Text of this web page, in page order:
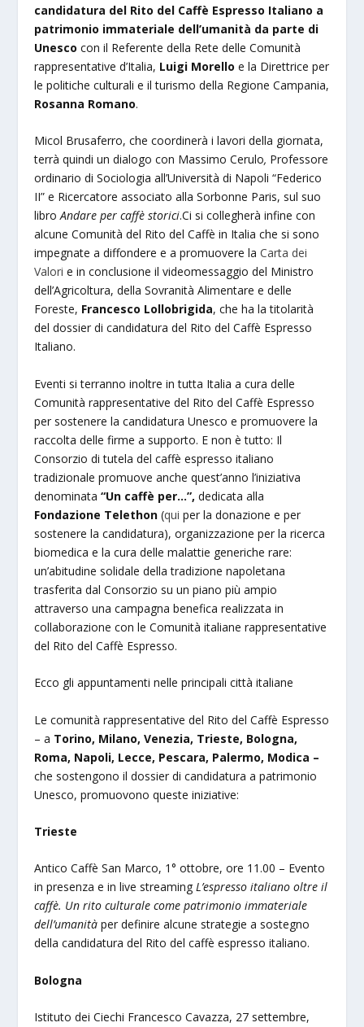
candidatura del Rito del Caffè Espresso Italiano a
patrimonio immateriale dell’umanità da parte di
Unesco con il Referente della Rete delle Comunità
rappresentative d’Italia, Luigi Morello e la Direttrice per
le politiche culturali e il turismo della Regione Campania,
Rosanna Romano.
Micol Brusaferro, che coordinerà i lavori della giornata,
terrà quindi un dialogo con Massimo Cerulo, Professore
ordinario di Sociologia all’Università di Napoli “Federico
II” e Ricercatore associato alla Sorbonne Paris, sul suo
libroAndare per caffè storici.Ci si collegherà infine con
alcune Comunità del Rito del Caffè in Italia che si sono
impegnate a diffondere e a promuovere laCarta dei
Valori e in conclusione il videomessaggio del Ministro
dell’Agricoltura, della Sovranità Alimentare e delle
Foreste, Francesco Lollobrigida, che ha la titolarità
del dossier di candidatura del Rito del Caffè Espresso
Italiano.
Eventi si terranno inoltre in tutta Italia a cura delle
Comunità rappresentative del Rito del Caffè Espresso
per sostenere la candidatura Unesco e promuovere la
raccolta delle firme a supporto. E non è tutto: Il
Consorzio di tutela del caffè espresso italiano
tradizionale promuove anche quest’anno l’iniziativa
denominata“Un caffè per…”, dedicata alla
Fondazione Telethon (qui per la donazione e per
sostenere la candidatura), organizzazione per la ricerca
biomedica e la cura delle malattie generiche rare:
un’abitudine solidale della tradizione napoletana
trasferita dal Consorzio su un piano più ampio
attraverso una campagna benefica realizzata in
collaborazione con le Comunità italiane rappresentative
del Rito del Caffè Espresso.
Ecco gli appuntamenti nelle principali città italiane
Le comunità rappresentative del Rito del Caffè Espresso
– a Torino, Milano, Venezia, Trieste, Bologna,
Roma, Napoli, Lecce, Pescara, Palermo, Modica –
che sostengono il dossier di candidatura a patrimonio
Unesco, promuovono queste iniziative:
Trieste
Antico Caffè San Marco, 1° ottobre, ore 11.00 – Evento
in presenza e in live streamingL’espresso italiano oltre il
caffè. Un rito culturale come patrimonio immateriale
dell’umanità per definire alcune strategie a sostegno
della candidatura del Rito del caffè espresso italiano.
Bologna
Istituto dei Ciechi Francesco Cavazza, 27 settembre,